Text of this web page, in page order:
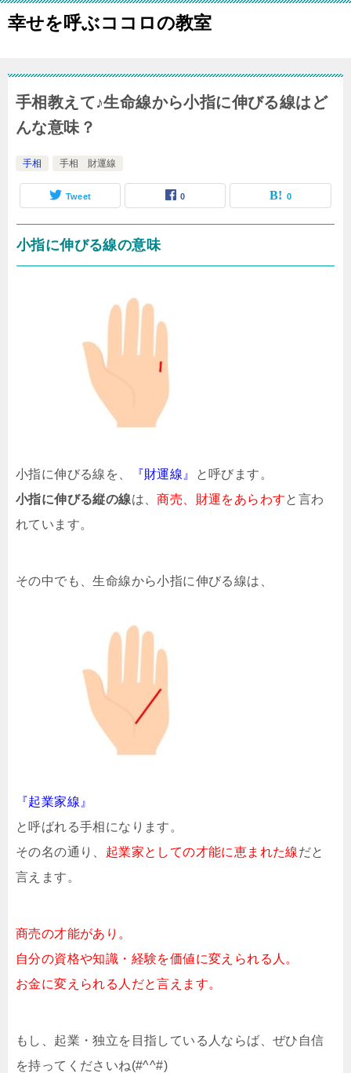
幸せを呼ぶココロの教室
手相教えて♪生命線から小指に伸びる線はど
んな意味？
手相 手相 財運線
Tweet 0 0
小指に伸びる線の意味
小指に伸びる線を、 『財運線』
と呼びます。
小指に伸びる縦の線は、商売、財運をあらわすと言わ
れています。
その中でも、生命線から小指に伸びる線は、
『起業家線』
と呼ばれる手相になります。
その名の通り、 起業家としての才能に恵まれた線だと
言えます。
商売の才能があり。
自分の資格や知識・経験を価値に変えられる人。
お金に変えられる人だと言えます。
もし、起業・独立を目指している人ならば、ぜひ自信
を持ってくださいね(#^^#)